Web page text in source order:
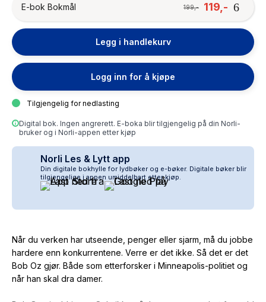
E-bok Bokmål 119,-
199,-
Legg i handlekurv
Logg inn for å kjøpe
Tilgjengelig for nedlasting
Digital bok. Ingen angrerett. E-boka blir tilgjengelig på din Norli-
bruker og i Norli-appen etter kjøp
Norli Les & Lytt app
Din digitale bokhylle for lydbøker og e-bøker. Digitale bøker blir
tilgjengelige i appen umiddelbart etter kjøp.
Når du verken har utseende, penger eller sjarm, må du jobbe
hardere enn konkurrentene. Verre er det ikke. Så det er det
Bob Oz gjør. Både som etterforsker i Minneapolis-politiet og
når han skal dra damer.